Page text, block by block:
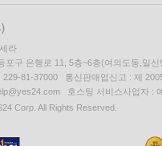
라
포구 은행로 11, 5층~6층(여의도동,일신
229-81-37000 통신판매업신고 : 제
호스팅 서비스사업자 :
Corp. All Rights Reserved.